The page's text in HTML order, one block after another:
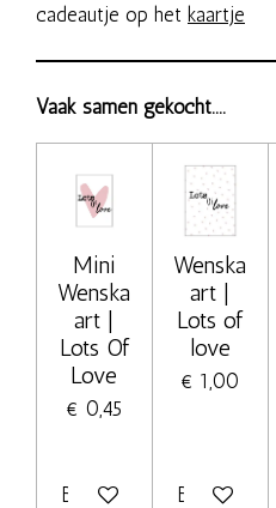
cadeautje op het kaartje
Vaak samen gekocht....
Mini
Wenska
art |
Lots Of
Love
€ 0,45
Bekijk details
Wenska
art |
Lots of
love
€ 1,00
Bekijk details